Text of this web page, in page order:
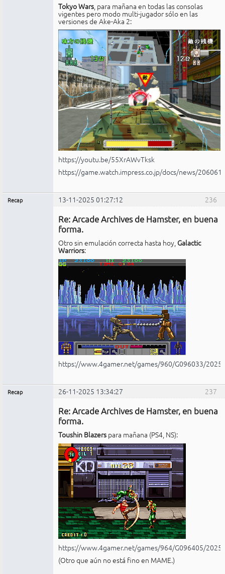
Tokyo Wars , para mañana en todas las consolas
vigentes pero modo multi-jugador sólo en las
versiones de Ake-Aka 2:
https://youtu.be/55XrAWvTksk
https://game.watch.impress.co.jp/docs/news/
236
Recap 13-11-2025 01:27:12
Re: Arcade Archives de Hamster, en buena
forma.
Otro sin emulación correcta hasta hoy, Galactic
Warriors:
https://www.4gamer.net/games/960/G096033/
237
Recap 26-11-2025 13:34:27
Re: Arcade Archives de Hamster, en buena
forma.
Toushin Blazers para mañana (PS4, NS):
https://www.4gamer.net/games/964/G096405/
(Otro que aún no está fino en MAME.)